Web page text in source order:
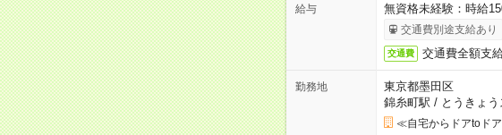
給与 無資格未経験：時給
交通費別途支給あり
交通費 交通費全額支
勤務地
東京都墨田区
錦糸町駅 / とうきょ
≪自宅からドアtoド